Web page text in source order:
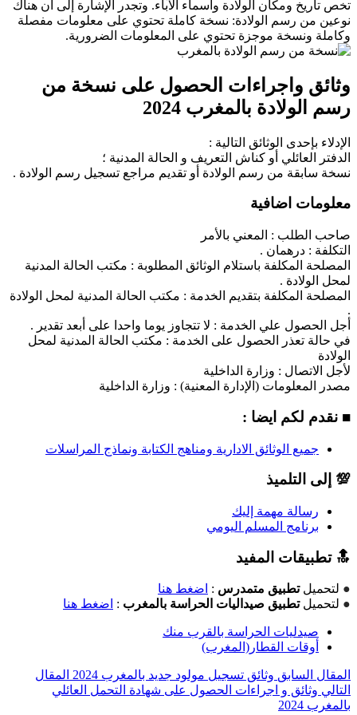
تخص تاريخ ومكان الولادة وأسماء الآباء. وتجدر الإشارة إلى أن هناك
نوعين من رسم الولادة: نسخة كاملة تحتوي على معلومات مفصلة
وكاملة ونسخة موجزة تحتوي على المعلومات الضرورية.
وثائق واجراءات الحصول على نسخة من
رسم الولادة بالمغرب 2024
الإدلاء بإحدى الوثائق التالية :
الدفتر العائلي أو كناش التعريف و الحالة المدنية ؛
نسخة سابقة من رسم الولادة أو تقديم مراجع تسجيل رسم الولادة .
معلومات اضافية
صاحب الطلب : المعني بالأمر
التكلفة : درهمان .
المصلحة المكلفة باستلام الوثائق المطلوبة : مكتب الحالة المدنية
لمحل الولادة .
المصلحة المكلفة بتقديم الخدمة : مكتب الحالة المدنية لمحل الولادة
.
أجل الحصول علي الخدمة : لا تتجاوز يوما واحدا على أبعد تقدير .
في حالة تعذر الحصول على الخدمة : مكتب الحالة المدنية لمحل
الولادة
لأجل الاتصال : وزارة الداخلية
مصدر المعلومات (الإدارة المعنية) : وزارة الداخلية
■ نقدم لكم ايضا :
جميع الوثائق الادارية ومناهج الكتابة ونماذج المراسلات
💯 إلى التلميذ
رسالة مهمة إليك
برنامج المسلم اليومي
🔝 تطبيقات المفيد
● لتحميلتطبيق متمدرس : اضغط هنا
● لتحميلتطبيق صيداليات الحراسة بالمغرب : اضغط هنا
صيدليات الحراسة بالقرب منك
أوقات القطار(المغرب)
المقال السابق وثائق تسجيل مولود جديد بالمغرب 2024
المقال
التالي وثائق و اجراءات الحصول على شهادة التحمل العائلي
بالمغرب 2024